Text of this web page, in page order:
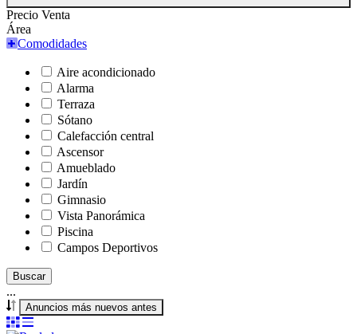
Precio Venta
Área
Comodidades
Aire acondicionado
Alarma
Terraza
Sótano
Calefacción central
Ascensor
Amueblado
Jardín
Gimnasio
Vista Panorámica
Piscina
Campos Deportivos
Buscar
...
Anuncios más nuevos antes